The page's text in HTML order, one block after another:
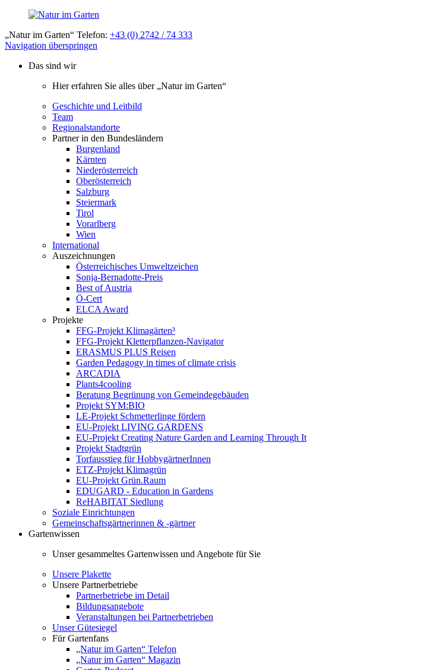
„Natur im Garten“ Telefon: +43 (0) 2742 / 74 333
Navigation überspringen
Das sind wir
Hier erfahren Sie alles über „Natur im Garten“
Geschichte und Leitbild
Team
Regionalstandorte
Partner in den Bundesländern
Burgenland
Kärnten
Niederösterreich
Oberösterreich
Salzburg
Steiermark
Tirol
Vorarlberg
Wien
International
Auszeichnungen
Österreichisches Umweltzeichen
Sonja-Bernadotte-Preis
Best of Austria
Ö-Cert
ELCA Award
Projekte
FFG-Projekt Klimagärten³
FFG-Projekt Kletterpflanzen-Navigator
ERASMUS PLUS Reisen
Garden Pedagogy in times of climate crisis
ARCADIA
Plants4cooling
Beratung Begrünung von Gemeindegebäuden
Projekt SYM:BIO
LE-Projekt Schmetterlinge fördern
EU-Projekt LIVING GARDENS
EU-Projekt Creating Nature Garden and Learning Through It
Projekt Stadtgrün
Torfausstieg für HobbygärtnerInnen
ETZ-Projekt Klimagrün
EU-Projekt Grün.Raum
EDUGARD - Education in Gardens
ReHABITAT Siedlung
Soziale Einrichtungen
Gemeinschaftsgärtnerinnen & -gärtner
Gartenwissen
Unser gesammeltes Gartenwissen und Angebote für Sie
Unsere Plakette
Unsere Partnerbetriebe
Partnerbetriebe im Detail
Bildungsangebote
Veranstaltungen bei Partnerbetrieben
Unser Gütesiegel
Für Gartenfans
„Natur im Garten“ Telefon
„Natur im Garten“ Magazin